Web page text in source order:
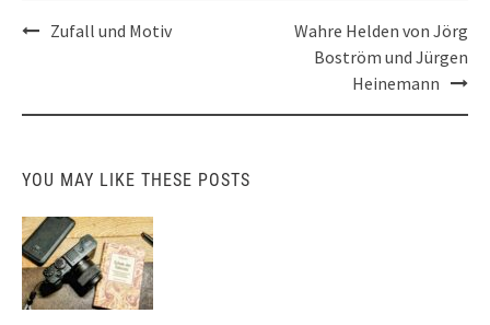
PostZufall und Motiv
Wahre Helden von Jörg
Boström und Jürgen
Heinemann
YOU MAY LIKE THESE POSTS